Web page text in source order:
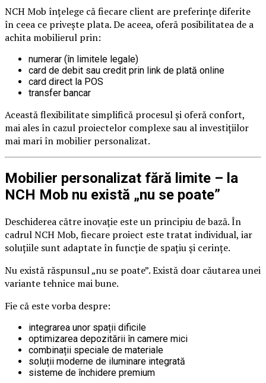
NCH Mob înțelege că fiecare client are preferințe diferite
în ceea ce privește plata. De aceea, oferă posibilitatea de a
achita mobilierul prin:
numerar (în limitele legale)
card de debit sau credit prin link de plată online
card direct la POS
transfer bancar
Această flexibilitate simplifică procesul și oferă confort,
mai ales în cazul proiectelor complexe sau al investițiilor
mai mari în mobilier personalizat.
Mobilier personalizat fără limite – la
NCH Mob nu există „nu se poate”
Deschiderea către inovație este un principiu de bază. În
cadrul NCH Mob, fiecare proiect este tratat individual, iar
soluțiile sunt adaptate în funcție de spațiu și cerințe.
Nu există răspunsul „nu se poate”. Există doar căutarea unei
variante tehnice mai bune.
Fie că este vorba despre:
integrarea unor spații dificile
optimizarea depozitării în camere mici
combinații speciale de materiale
soluții moderne de iluminare integrată
sisteme de închidere premium